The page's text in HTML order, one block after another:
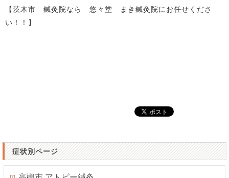
【茨木市 鍼灸院なら 悠々堂 まき鍼灸院にお任せくださ
い！！】
症状別ページ